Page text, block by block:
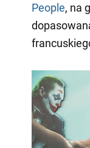
People, na